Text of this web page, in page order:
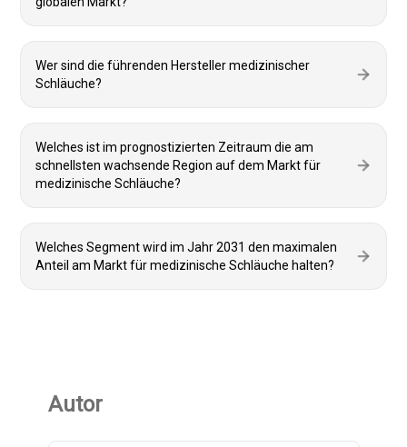
Wer sind die führenden Hersteller medizinischer
Schläuche?
Welches ist im prognostizierten Zeitraum die am
schnellsten wachsende Region auf dem Markt für
medizinische Schläuche?
Welches Segment wird im Jahr 2031 den maximalen
Anteil am Markt für medizinische Schläuche halten?
Autor